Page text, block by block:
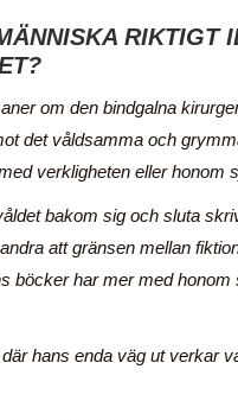
RIKTIGT
om den bindgalna
det våldsamma och
verkligheten eller honom
bakom sig och sluta
att gränsen mellan
böcker har mer med honom
hans enda väg ut verkar